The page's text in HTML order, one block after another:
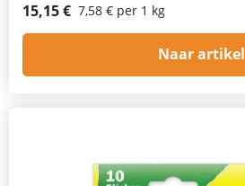
15,15 € 7,58 € per 1 kg
Naar artikel